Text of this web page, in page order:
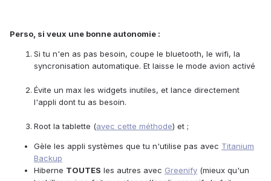
Perso, si veux une bonne autonomie :
Si tu n'en as pas besoin, coupe le bluetooth, le wifi, la
syncronisation automatique. Et laisse le mode avion activé
Évite un max les widgets inutiles, et lance directement
l'appli dont tu as besoin.
Root la tablette (avec cette méthode) et ;
Gèle les appli systèmes que tu n'utilise pas avec Titanium
Backup
Hiberne TOUTES les autres avec Greenify (mieux qu'un